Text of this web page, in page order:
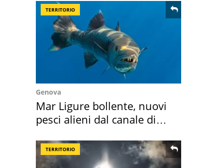
TERRITORIO
Genova
Mar Ligure bollente, nuovi
pesci alieni dal canale di
TERRITORIO